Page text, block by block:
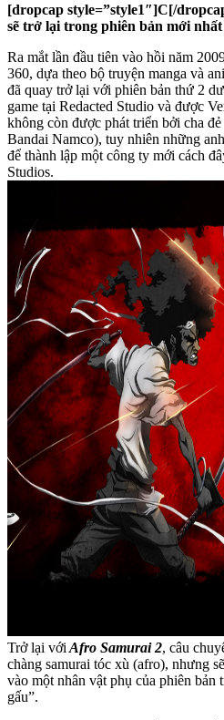
[dropcap style=”style1″]C[/
sẽ trở lại trong phiên bản mới
Ra mắt lần đầu tiên vào hồi năm
360, dựa theo bộ truyện manga và
đã quay trở lại với phiên bản thứ 2
game tại Redacted Studio và được
không còn được phát triển bởi cha
Bandai Namco), tuy nhiên những
để thành lập một công ty mới cách
Studios.
Trở lại với Afro Samurai 2, câu
chàng samurai tóc xù (afro), nhưng
vào một nhân vật phụ của phiên bản
gấu”.